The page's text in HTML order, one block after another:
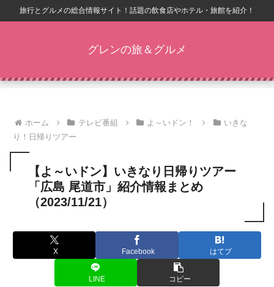
旅行とグルメの総合情報サイト！話題の飲食店やホテル・旅館を紹介！
グレンの旅＆グルメ
ホーム テレビ番組 よ～いドン！
いきな
り！日帰りツアー
【よ～いドン】いきなり日帰りツアー
「広島 尾道市」紹介情報まとめ
（2023/11/21）
X Facebook はてブ
LINE コピー